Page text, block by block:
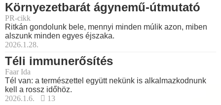
Környezetbarát ágynemű-útmutató
PR-cikk
Ritkán gondolunk bele, mennyi minden múlik azon, miben
alszunk minden egyes éjszaka.
2026.1.28.
Téli immunerősítés
Faar Ida
Tél van: a természettel együtt nekünk is alkalmazkodnunk
kell a rossz időhöz.
2026.1.6.
13